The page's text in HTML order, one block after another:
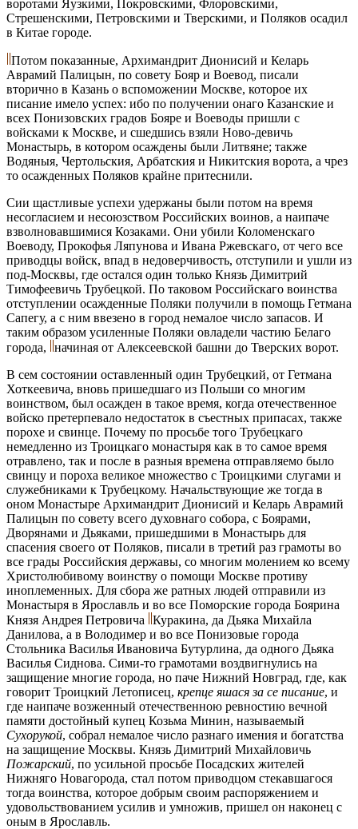
воротами Яузкими, Покровскими, Флоровскими,
Стрешенскими, Петровскими и Тверскими, и Поляков осадил
в Китае городе.
Потом показанные, Архимандрит Дионисий и Келарь
Аврамий Палицын, по совету Бояр и Воевод, писали
вторично в Казань о вспоможении Москве, которое их
писание имело успех: ибо по получении онаго Казанские и
всех Понизовских градов Бояре и Воеводы пришли с
войсками к Москве, и сшедшись взяли Ново-девичь
Монастырь, в котором осаждены были Литвяне; также
Водяныя, Чертольския, Арбатския и Никитския ворота, а чрез
то осажденных Поляков крайне притеснили.
Сии щастливые успехи удержаны были потом на время
несогласием и несоюзством Российских воинов, а наипаче
взволновавшимися Козаками. Они убили Коломенскаго
Воеводу, Прокофья Ляпунова и Ивана Ржевскаго, от чего все
приводцы войск, впад в недоверчивость, отступили и ушли из
под-Москвы, где остался один только Князь Димитрий
Тимофеевичь Трубецкой. По таковом Российскаго воинства
отступлении осажденные Поляки получили в помощь Гетмана
Сапегу, а с ним ввезено в город немалое число запасов. И
таким образом усиленные Поляки овладели частию Белаго
города,
начиная от Алексеевской башни до Тверских ворот.
В сем состоянии оставленный один Трубецкий, от Гетмана
Хоткеевича, вновь пришедшаго из Польши со многим
воинством, был осажден в такое время, когда отечественное
войско претерпевало недостаток в съестных припасах, также
порохе и свинце. Почему по просьбе того Трубецкаго
немедленно из Троицкаго монастыря как в то самое время
отравлено, так и после в разныя времена отправляемо было
свинцу и пороха великое множество с Троицкими слугами и
служебниками к Трубецкому. Начальствующие же тогда в
оном Монастыре Архимандрит Дионисий и Келарь Аврамий
Палицын по совету всего духовнаго собора, с Боярами,
Дворянами и Дьяками, пришедшими в Монастырь для
спасения своего от Поляков, писали в третий раз грамоты во
все грады Российския державы, со многим молением ко всему
Христолюбивому воинству о помощи Москве противу
иноплеменных. Для сбора же ратных людей отправили из
Монастыря в Ярославль и во все Поморские города Боярина
Князя Андрея Петровича
Куракина, да Дьяка Михайла
Данилова, а в Володимер и во все Понизовые города
Стольника Василья Ивановича Бутурлина, да одного Дьяка
Василья Сиднова. Сими-то грамотами воздвигнулись на
защищение многие города, но паче Нижний Новград, где, как
говорит Троицкий Летописец, крепце яшася за се писание, и
где наипаче возженный отечественною ревностию вечной
памяти достойный купец Козьма Минин, называемый
Сухорукой, собрал немалое число разнаго имения и богатства
на защищение Москвы. Князь Димитрий Михайловичь
Пожарский, по усильной просьбе Посадских жителей
Нижняго Новагорода, стал потом приводцом стекавшагося
тогда воинства, которое добрым своим распоряжением и
удовольствованием усилив и умножив, пришел он наконец с
оным в Ярославль.